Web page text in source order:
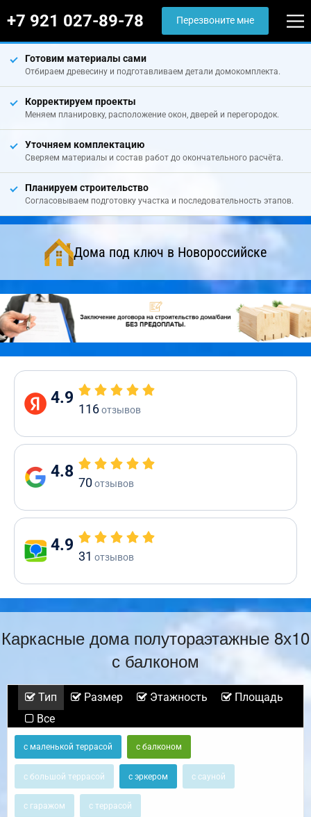
+7 921 027-89-78 Перезвоните мне
Готовим материалы сами
Отбираем древесину и подготавливаем детали домокомплекта.
Корректируем проекты
Меняем планировку, расположение окон, дверей и перегородок.
Уточняем комплектацию
Сверяем материалы и состав работ до окончательного расчёта.
Планируем строительство
Согласовываем подготовку участка и последовательность этапов.
Дома под ключ в Новороссийске
4.9
116отзывов
4.8
70отзывов
4.9
31 отзывов
Каркасные дома полутораэтажные 8х10
с балконом
Тип Размер Этажность
Площадь
Все
с маленькой террасой с балконом
с большой террасой с эркером с сауной
с гаражом с террасой